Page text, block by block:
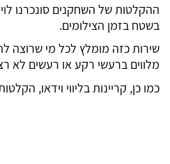
ההקלטות של השחקנים סונכרנו
בשטח בזמן הצילומים.
שירות כזה מומלץ לכל מי שרוצה
מלווים ברעשי רקע או רעשים לא
כמו כן, קריינות בליווי וידאו,